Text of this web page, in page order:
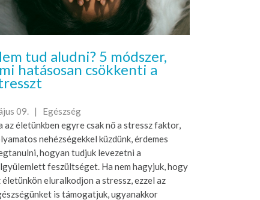
tud aludni? 5 módszer,
hatásosan csökkenti a
09. | Egészség
az életünkben egyre csak nő a stressz faktor,
nehézségekkel küzdünk, érdemes
hogyan tudjuk levezetni a
feszültséget. Ha nem hagyjuk, hogy
életünkön eluralkodjon a stressz, ezzel az
is támogatjuk, ugyanakkor